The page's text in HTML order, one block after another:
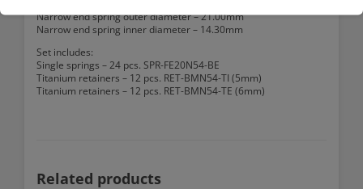
Narrow end spring outer diameter – 21.00mm
Narrow end spring inner diameter – 14.30mm
Set includes:
Single springs – 24 pcs. SPR-FE20N54-BE
Titanium retainers – 12 pcs. RET-BMN54-TI (5mm)
Titanium retainers – 12 pcs. RET-BMN54-TE (6mm)
Related products